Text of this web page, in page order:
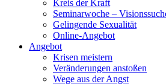
Kreis der Kraft
Seminarwoche –
Gelingende Sexualität
Online-Angebot
Angebot
Krisen meistern
Veränderungen anstoßen
Wege aus der Angst